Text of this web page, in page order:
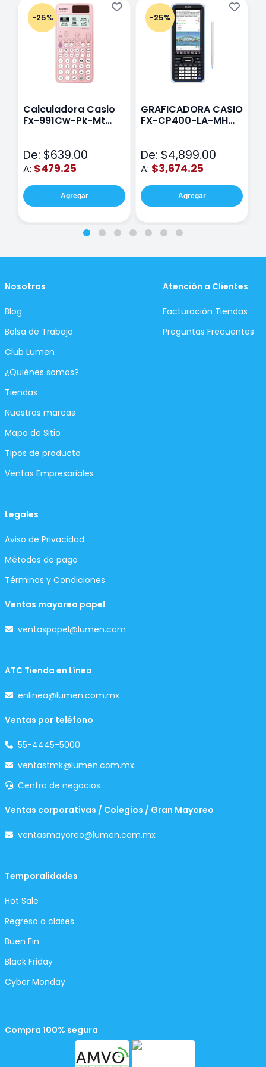
-25%
Calculadora Casio
Fx-991Cw-Pk-Mt
De: $639.00
A: $479.25
Agregar
-25%
GRAFICADORA CASIO
FX-CP400-LA-MH
De: $4,899.00
A: $3,674.25
Agregar
Nosotros
Blog
Bolsa de Trabajo
Club Lumen
¿Quiénes somos?
Tiendas
Nuestras marcas
Mapa de Sitio
Tipos de producto
Ventas Empresariales
Atención a Clientes
Facturación Tiendas
Preguntas Frecuentes
Legales
Aviso de Privacidad
Métodos de pago
Términos y Condiciones
Ventas mayoreo papel
ventaspapel@lumen.com
ATC Tienda en Línea
enlinea@lumen.com.mx
Ventas por teléfono
55-4445-5000
ventastmk@lumen.com.mx
Centro de negocios
Ventas corporativas / Colegios / Gran Mayoreo
ventasmayoreo@lumen.com.mx
Temporalidades
Hot Sale
Regreso a clases
Buen Fin
Black Friday
Cyber Monday
Compra 100% segura